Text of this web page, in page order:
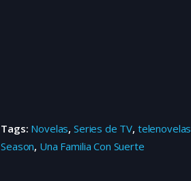
Tags: Novelas, Series de TV, telenovelas
Season, Una Familia Con Suerte